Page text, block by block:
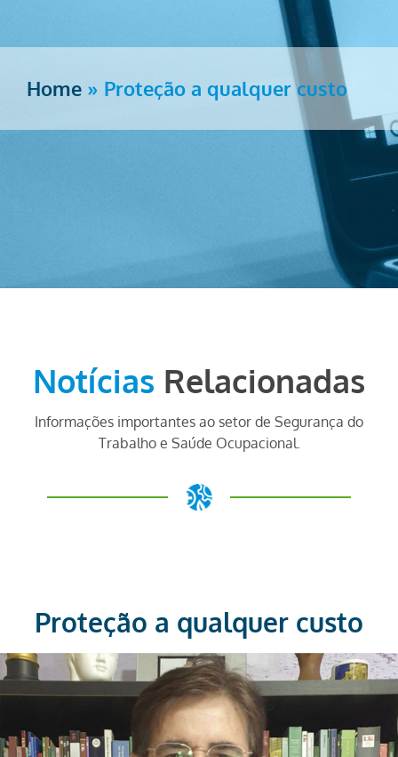
Home » Proteção a qualquer custo
Notícias Relacionadas
Informações importantes ao setor de Segurança do
Trabalho e Saúde Ocupacional.
Proteção a qualquer custo